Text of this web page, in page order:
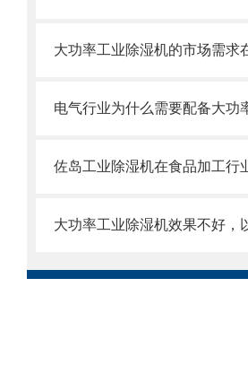
佐岛工业除湿机在食品加工行